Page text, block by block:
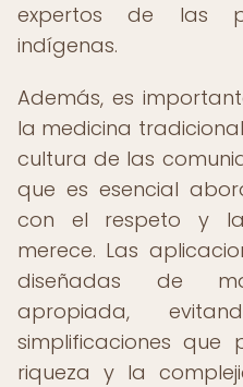
expertos de las
indígenas.
Además, es
la medicina
cultura de las
que es esencial
con el respeto y
merece. Las
diseñadas de
apropiada,
simplificaciones que
riqueza y la